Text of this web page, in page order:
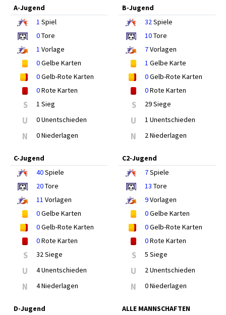
A-Jugend
1 Spiel
0Tore
1 Vorlage
0Gelbe Karten
0Gelb-Rote Karten
0Rote Karten
S 1 Sieg
U 0 Unentschieden
N 0 Niederlagen
B-Jugend
32Spiele
10Tore
7Vorlagen
1 Gelbe Karte
0Gelb-Rote Karten
0Rote Karten
S 29 Siege
U 1 Unentschieden
N 2 Niederlagen
C-Jugend
40Spiele
20Tore
11 Vorlagen
0Gelbe Karten
0Gelb-Rote Karten
0Rote Karten
S 32 Siege
U 4 Unentschieden
N 4 Niederlagen
C2-Jugend
7Spiele
13 Tore
9Vorlagen
0Gelbe Karten
0Gelb-Rote Karten
0Rote Karten
S 5 Siege
U 2 Unentschieden
N 0 Niederlagen
D-Jugend
ALLE MANNSCHAFTEN